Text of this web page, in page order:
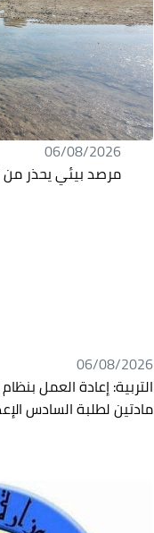
06/08/2026
مرصد بيئي يحذر من
06/08/2026
التربية: إعادة العمل
مادتين لطلبة السادس